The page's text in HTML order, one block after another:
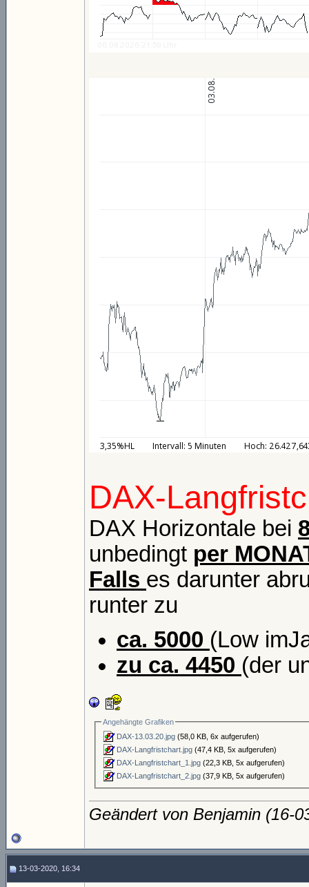
DAX-
DAX Horizontale bei
unbedingt per
Falls es darunter
runter zu
ca. 5000 (Low
zu ca. 4450 (der
Angehängte Grafiken
DAX-13.03.20.jpg (58,0 KB, 6x aufgerufen)
DAX-Langfristchart.jpg (47,4 KB, 5x aufgerufen)
DAX-Langfristchart_1.jpg (22,3 KB, 5x aufgerufen)
DAX-Langfristchart_2.jpg (37,9 KB, 5x aufgerufen)
Geändert von Benjamin (16-
13-03-2020, 16:34